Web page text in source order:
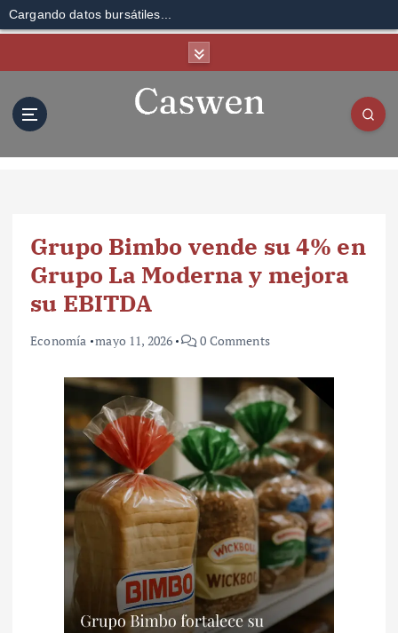
Cargando datos bursátiles...
Grupo Bimbo vende su 4% en
Grupo La Moderna y mejora
su EBITDA
Economía mayo 11, 2026 0 Comments